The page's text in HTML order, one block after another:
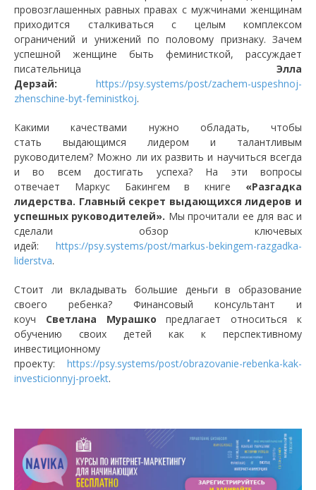
провозглашенных равных правах с мужчинами женщинам
приходится сталкиваться с целым комплексом
ограничений и унижений по половому признаку. Зачем
успешной женщине быть феминисткой, рассуждает
писательница Элла
Дерзай:
https://psy.systems/post/zachem-uspeshnoj-
zhenschine-byt-feministkoj.
Какими качествами нужно обладать, чтобы
стать выдающимся лидером и талантливым
руководителем? Можно ли их развить и научиться всегда
и во всем достигать успеха? На эти вопросы
отвечает Маркус Бакингем в книге «Разгадка
лидерства. Главный секрет выдающихся лидеров и
успешных руководителей». Мы прочитали ее для вас и
сделали обзор ключевых
идей: https://psy.systems/post/markus-bekingem-razgadka-
liderstva.
Стоит ли вкладывать большие деньги в образование
своего ребенка? Финансовый консультант и
коуч Светлана Мурашко предлагает относиться к
обучению своих детей как к перспективному
инвестиционному
проекту: https://psy.systems/post/obrazovanie-rebenka-kak-
investicionnyj-proekt.